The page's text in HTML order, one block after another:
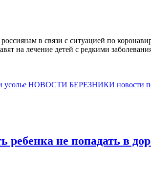
в связи с ситуацией по
на лечение детей с редкими
усолье НОВОСТИ БЕРЕЗНИКИ новости
ребенка не попадать в